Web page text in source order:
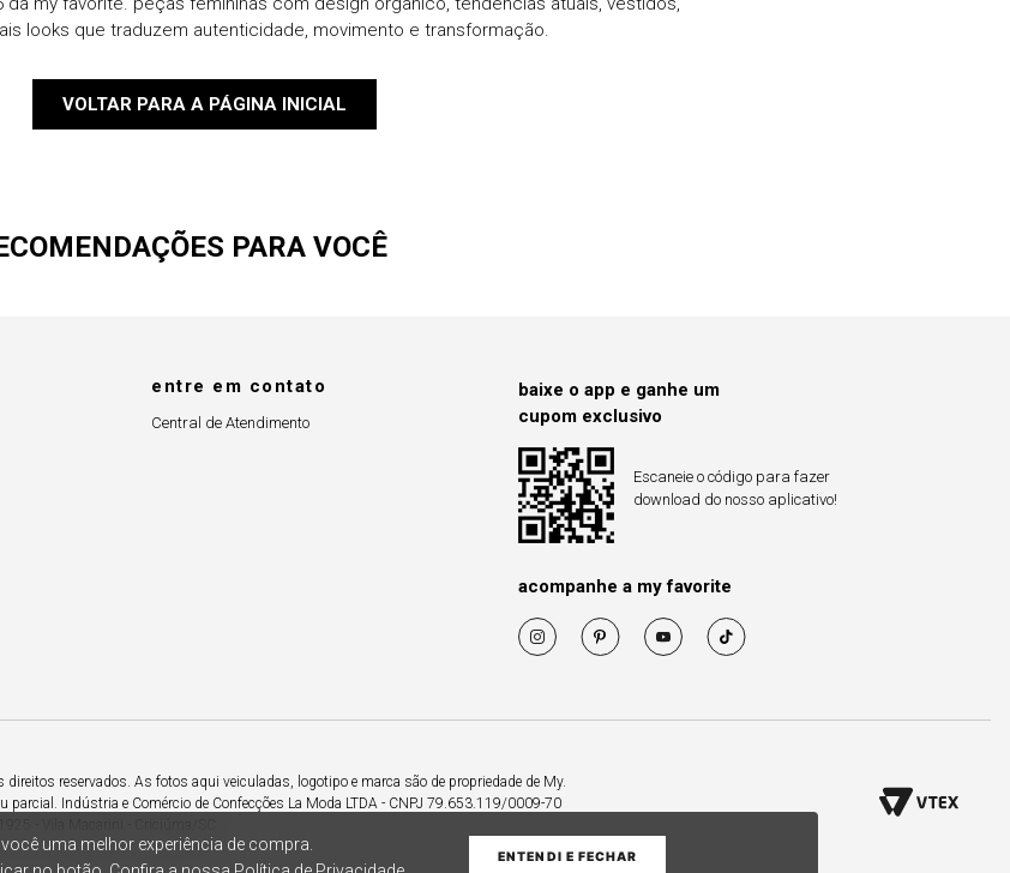
uma melhor experiência de compra.
ENTENDI E FECHAR
looks que traduzem autenticidade, movimento e transformação.
VOLTAR PARA A PÁGINA INICIAL
PARA VOCÊ
entre em contato
Central de Atendimento
baixe o app e ganhe um
cupom exclusivo
Escaneie o código para fazer
download do nosso aplicativo!
acompanhe a my favorite
reservados. As fotos aqui veiculadas, logotipo e marca são de propriedade de My.
parcial. Indústria e Comércio de Confecções La Moda LTDA - CNPJ 79.653.119/0009-70